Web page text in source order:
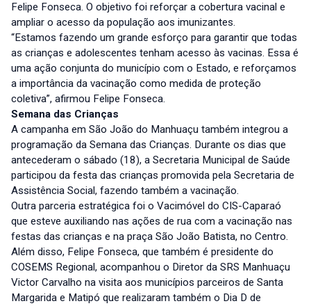
Felipe Fonseca. O objetivo foi reforçar a cobertura vacinal e
ampliar o acesso da população aos imunizantes.
“Estamos fazendo um grande esforço para garantir que todas
as crianças e adolescentes tenham acesso às vacinas. Essa é
uma ação conjunta do município com o Estado, e reforçamos
a importância da vacinação como medida de proteção
coletiva”, afirmou Felipe Fonseca.
Semana das Crianças
A campanha em São João do Manhuaçu também integrou a
programação da Semana das Crianças. Durante os dias que
antecederam o sábado (18), a Secretaria Municipal de Saúde
participou da festa das crianças promovida pela Secretaria de
Assistência Social, fazendo também a vacinação.
Outra parceria estratégica foi o Vacimóvel do CIS-Caparaó
que esteve auxiliando nas ações de rua com a vacinação nas
festas das crianças e na praça São João Batista, no Centro.
Além disso, Felipe Fonseca, que também é presidente do
COSEMS Regional, acompanhou o Diretor da SRS Manhuaçu
Victor Carvalho na visita aos municípios parceiros de Santa
Margarida e Matipó que realizaram também o Dia D de